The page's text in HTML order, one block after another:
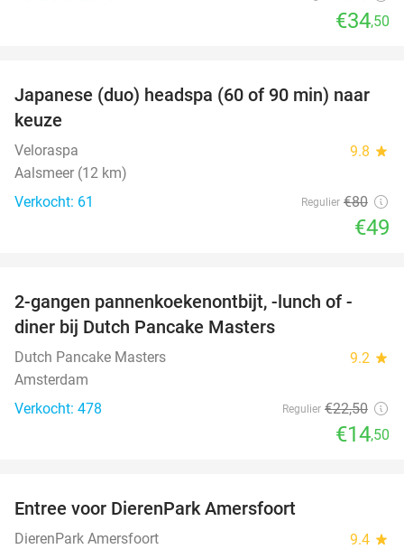
€34,50
39%
Japanese (duo) headspa (60 of 90 min) naar
keuze
Veloraspa 9.8 star
Aalsmeer (12 km)
Verkocht: 61
Regulier €80
€49
36%
2-gangen pannenkoekenontbijt, -lunch of -
diner bij Dutch Pancake Masters
Dutch Pancake Masters 9.2 star
Amsterdam
Verkocht: 478
Regulier €22,50
€14,50
Entree voor DierenPark Amersfoort
DierenPark Amersfoort 9.4 star